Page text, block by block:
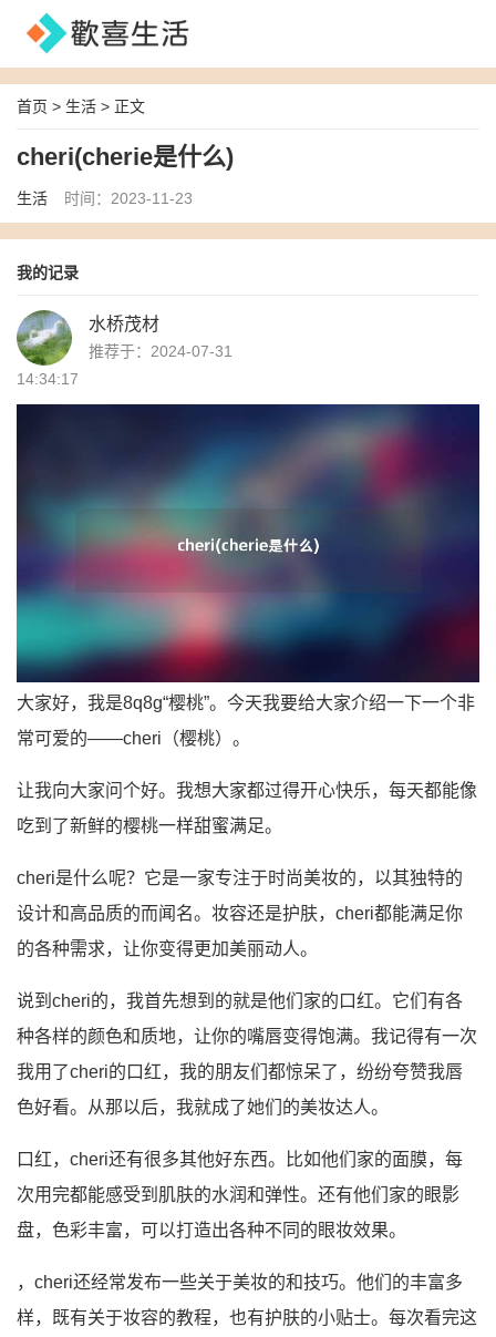
首页 > 生活 > 正文
cheri(cherie是什么)
生活 时间：2023-11-23
我的记录
水桥茂材
推荐于：2024-07-31
14:34:17
大家好，我是8q8g“樱桃”。今天我要给大家介绍一下一个非
常可爱的——cheri（樱桃）。
让我向大家问个好。我想大家都过得开心快乐，每天都能像
吃到了新鲜的樱桃一样甜蜜满足。
cheri是什么呢？它是一家专注于时尚美妆的，以其独特的
设计和高品质的而闻名。妆容还是护肤，cheri都能满足你
的各种需求，让你变得更加美丽动人。
说到cheri的，我首先想到的就是他们家的口红。它们有各
种各样的颜色和质地，让你的嘴唇变得饱满。我记得有一次
我用了cheri的口红，我的朋友们都惊呆了，纷纷夸赞我唇
色好看。从那以后，我就成了她们的美妆达人。
口红，cheri还有很多其他好东西。比如他们家的面膜，每
次用完都能感受到肌肤的水润和弹性。还有他们家的眼影
盘，色彩丰富，可以打造出各种不同的眼妆效果。
，cheri还经常发布一些关于美妆的和技巧。他们的丰富多
样，既有关于妆容的教程，也有护肤的小贴士。每次看完这